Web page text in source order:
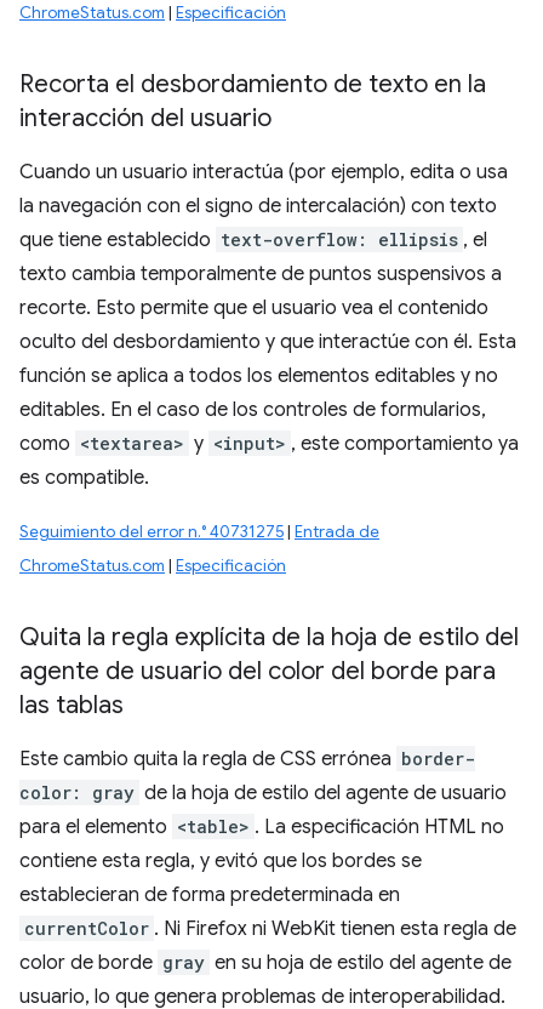
ChromeStatus.com | Especificación
Recorta el desbordamiento de texto en la
interacción del usuario
Cuando un usuario interactúa (por ejemplo, edita o usa
la navegación con el signo de intercalación) con texto
que tiene establecido text-overflow: ellipsis , el
texto cambia temporalmente de puntos suspensivos a
recorte. Esto permite que el usuario vea el contenido
oculto del desbordamiento y que interactúe con él. Esta
función se aplica a todos los elementos editables y no
editables. En el caso de los controles de formularios,
como <textarea> y <input> , este comportamiento ya
es compatible.
Seguimiento del error n.° 40731275| Entrada de
ChromeStatus.com | Especificación
Quita la regla explícita de la hoja de estilo del
agente de usuario del color del borde para
las tablas
Este cambio quita la regla de CSS errónea border-
color: gray de la hoja de estilo del agente de usuario
para el elemento <table> . La especificación HTML no
contiene esta regla, y evitó que los bordes se
establecieran de forma predeterminada en
currentColor . Ni Firefox ni WebKit tienen esta regla de
color de borde gray en su hoja de estilo del agente de
usuario, lo que genera problemas de interoperabilidad.